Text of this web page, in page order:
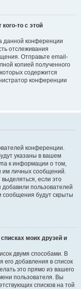
то с этой
данной конференции
отслеживания
Отправьте email-
копией полученного
содержится
конференции
конференции.
указаны в вашем
к информации о том,
им личных сообщений.
если это
пользователей
сообщения будут скрыты
моих друзей и
двумя способами. В
его добавления в список
это прямо из вашего
пользователя. Вы
списков на той